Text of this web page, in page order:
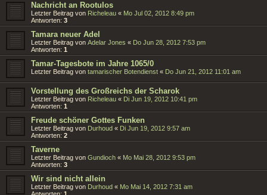
Nachricht an Rootulos
Letzter Beitrag von Richeleau « Mo Jul 02, 2012 8:49 pm
Antworten: 3
Tamara neuer Adel
Letzter Beitrag von Adelar Jones « Do Jun 28, 2012 7:53 pm
Antworten: 1
Tamar-Tagesbote im Jahre 1065/0
Letzter Beitrag von tamarischer Botendienst « Do Jun 21, 2012 11:01 am
Vorstellung des Großreichs der Scharok
Letzter Beitrag von Richeleau « Di Jun 19, 2012 10:41 pm
Antworten: 1
Freude schöner Gottes Funken
Letzter Beitrag von Durhoud « Di Jun 19, 2012 9:57 am
Antworten: 2
Taverne
Letzter Beitrag von Gundioch « Mo Mai 28, 2012 9:53 pm
Antworten: 3
Wir sind nicht allein
Letzter Beitrag von Durhoud « Mo Mai 14, 2012 7:31 am